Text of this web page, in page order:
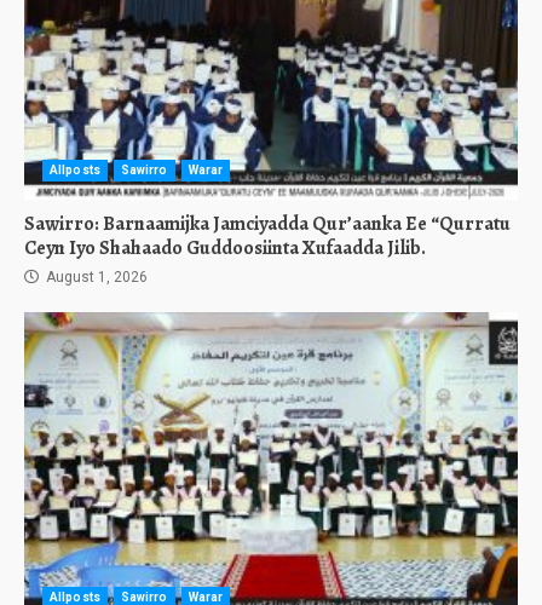
Allposts Sawirro Warar
Sawirro: Barnaamijka Jamciyadda Qur’aanka Ee “Qurratu
Ceyn Iyo Shahaado Guddoosiinta Xufaadda Jilib.
August 1, 2026
Allposts Sawirro Warar